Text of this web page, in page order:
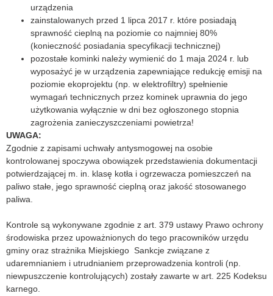
urządzenia
zainstalowanych przed 1 lipca 2017 r. które posiadają
sprawność cieplną na poziomie co najmniej 80%
(konieczność posiadania specyfikacji technicznej)
pozostałe kominki należy wymienić do 1 maja 2024 r. lub
wyposażyć je w urządzenia zapewniające redukcję emisji na
poziomie ekoprojektu (np. w elektrofiltry) spełnienie
wymagań technicznych przez kominek uprawnia do jego
użytkowania wyłącznie w dni bez ogłoszonego stopnia
zagrożenia zanieczyszczeniami powietrza!
UWAGA:
Zgodnie z zapisami uchwały antysmogowej na osobie
kontrolowanej spoczywa obowiązek przedstawienia dokumentacji
potwierdzającej m. in. klasę kotła i ogrzewacza pomieszczeń na
paliwo stałe, jego sprawność cieplną oraz jakość stosowanego
paliwa.
Kontrole są wykonywane zgodnie z art. 379 ustawy Prawo ochrony
środowiska przez upoważnionych do tego pracowników urzędu
gminy oraz strażnika Miejskiego Sankcje związane z
udaremnianiem i utrudnianiem przeprowadzenia kontroli (np.
niewpuszczenie kontrolujących) zostały zawarte w art. 225 Kodeksu
karnego.